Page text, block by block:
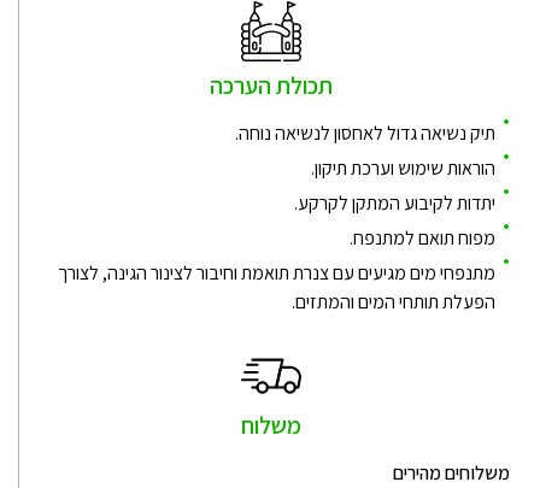
תכולת הערכה
תיק נשיאה גדול לאחסון לנשיאה נוחה.
הוראות שימוש וערכת תיקון.
יתדות לקיבוע המתקן לקרקע.
מפוח תואם למתנפח.
מתנפחי מים מגיעים עם צנרת תואמת וחיבור לצינור הגינה, לצורך
הפעלת תותחי המים והמתזים.
משלוח
משלוחים מהירים